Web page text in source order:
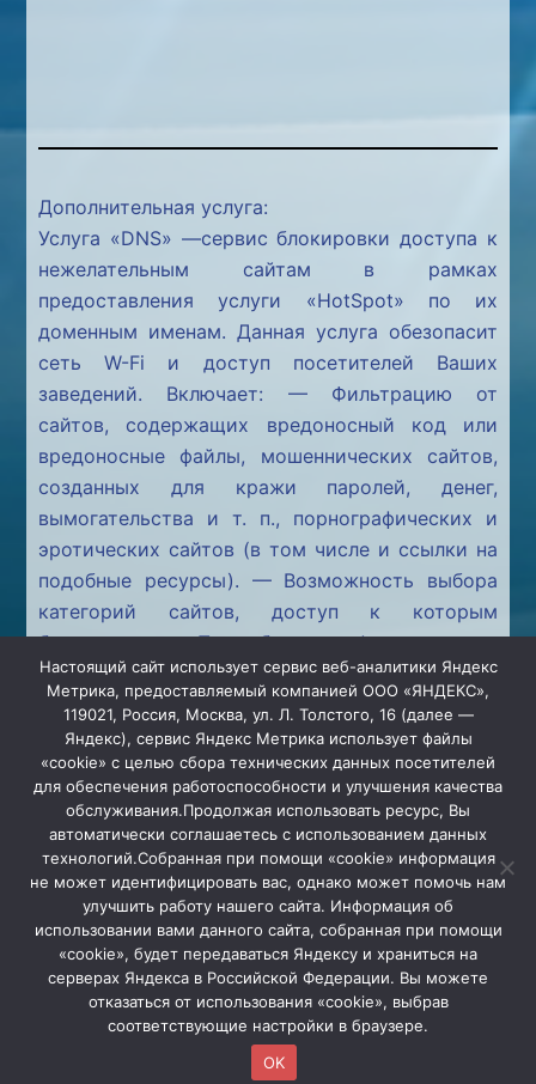
Дополнительная услуга:
Услуга «DNS» —сервис блокировки доступа к
нежелательным сайтам в рамках
предоставления услуги «HotSpot» по их
доменным именам. Данная услуга обезопасит
сеть W-Fi и доступ посетителей Ваших
заведений. Включает: — Фильтрацию от
сайтов, содержащих вредоносный код или
вредоносные файлы, мошеннических сайтов,
созданных для кражи паролей, денег,
вымогательства и т. п., порнографических и
эротических сайтов (в том числе и ссылки на
подобные ресурсы). — Возможность выбора
категорий сайтов, доступ к которым
блокируется; Подробная информация о
действующих тарифах и деталях организации
уточняйте по телефону: +7 (3452) 680-682
ООО "ИНФО-Магистраль".
Наши реквизиты
Политика в отношении обработки персональных
данных
Номер тех. поддержки: +7 (3452) 395 - 000
Настоящий сайт использует сервис веб-аналитики Яндекс
Метрика, предоставляемый компанией ООО «ЯНДЕКС»,
119021, Россия, Москва, ул. Л. Толстого, 16 (далее —
Яндекс), сервис Яндекс Метрика использует файлы
«cookie» с целью сбора технических данных посетителей
для обеспечения работоспособности и улучшения качества
обслуживания.Продолжая использовать ресурс, Вы
автоматически соглашаетесь с использованием данных
технологий.Собранная при помощи «cookie» информация
не может идентифицировать вас, однако может помочь нам
улучшить работу нашего сайта. Информация об
использовании вами данного сайта, собранная при помощи
«cookie», будет передаваться Яндексу и храниться на
серверах Яндекса в Российской Федерации. Вы можете
отказаться от использования «cookie», выбрав
соответствующие настройки в браузере.
OK